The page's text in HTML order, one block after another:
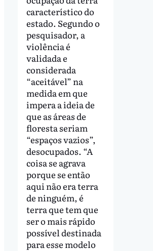
característico do
estado. Segundo o
pesquisador, a
violência é
validada e
considerada
“aceitável” na
medida em que
impera a ideia de
que as áreas de
floresta seriam
“espaços vazios”,
desocupados. “A
coisa se agrava
porque se então
aqui não era terra
de ninguém, é
terra que tem que
ser o mais rápido
possível destinada
para esse modelo